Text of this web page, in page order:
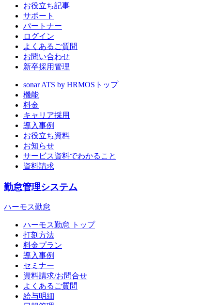
お役立ち記事
サポート
パートナー
ログイン
よくあるご質問
お問い合わせ
新卒採用管理
sonar ATS by HRMOS トップ
機能
料金
キャリア採用
導入事例
お役立ち資料
お知らせ
サービス資料でわかること
資料請求
勤怠管理システム
ハーモス勤怠
ハーモス勤怠 トップ
打刻方法
料金プラン
導入事例
セミナー
資料請求/お問合せ
よくあるご質問
給与明細